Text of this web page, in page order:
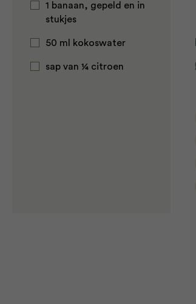
1 banaan, gepeld en in
stukjes
50 ml kokoswater
sap van ¼ citroen